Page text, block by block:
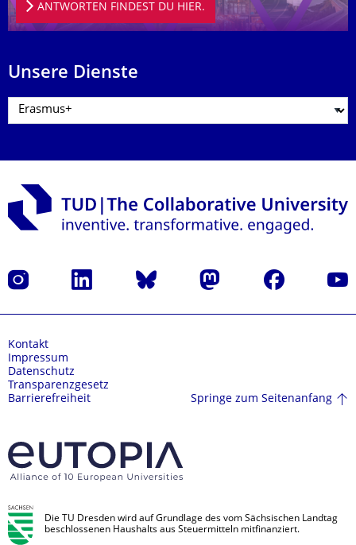
ANTWORTEN FINDEST DU HIER.
Unsere Dienste
Instagram LinkedIn Bluesky Mastodon Facebook
Kontakt
Impressum
Datenschutz
Transparenzgesetz
Barrierefreiheit
Springe zum Seitenanfang
Die TU Dresden wird auf Grundlage des vom Sächsischen Landtag
beschlossenen Haushalts aus Steuermitteln mitfinanziert.